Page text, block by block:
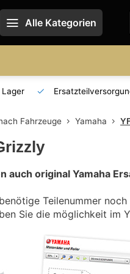
Alle Kategorien
Lager
Fahrzeuge Yamaha
auch original Yamaha
Teilenummer noch
Sie die möglichkeit im